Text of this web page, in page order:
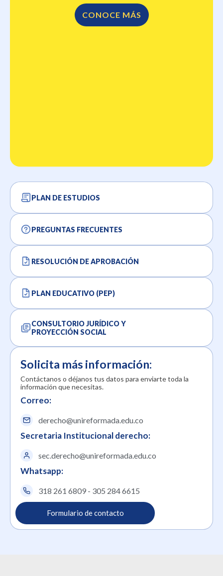
PLAN DE ESTUDIOS
PREGUNTAS FRECUENTES
RESOLUCIÓN DE APROBACIÓN
PLAN EDUCATIVO (PEP)
CONSULTORIO JURÍDICO Y
PROYECCIÓN SOCIAL
Solicita más información:
Contáctanos o déjanos tus datos para enviarte toda la
información que necesitas.
Correo:
derecho@unireformada.edu.co
Secretaria Institucional derecho:
sec.derecho@unireformada.edu.co
Whatsapp:
318 261 6809 - 305 284 6615
Formulario de contacto
CONOCE MÁS